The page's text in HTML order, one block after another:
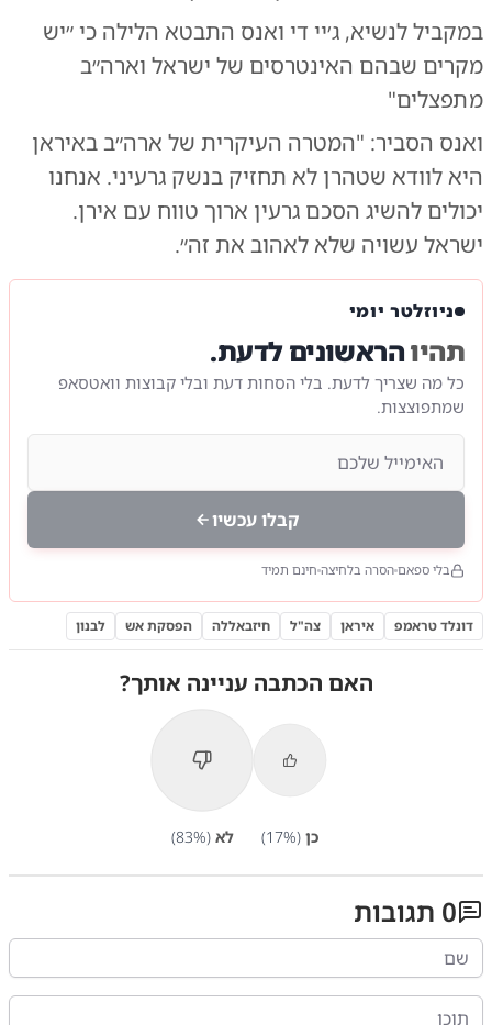
במקביל לנשיא, ג׳יי די ואנס התבטא הלילה כי ״יש
מקרים שבהם האינטרסים של ישראל וארה״ב
מתפצלים"
ואנס הסביר: "המטרה העיקרית של ארה״ב באיראן
היא לוודא שטהרן לא תחזיק בנשק גרעיני. אנחנו
יכולים להשיג הסכם גרעין ארוך טווח עם אירן.
ישראל עשויה שלא לאהוב את זה״.
ניוזלטר יומי
תהיוהראשונים לדעת.
כל מה שצריך לדעת. בלי הסחות דעת ובלי קבוצות וואטסאפ
שמתפוצצות.
קבלו עכשיו
בלי ספאם הסרה בלחיצה חינם תמיד
דונלד טראמפ איראן צה"ל חיזבאללה הפסקת אש לבנון
האם הכתבה עניינה אותך?
כן (
17%) לא (
83%)
0 תגובות